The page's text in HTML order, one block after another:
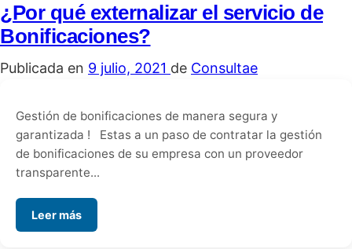
¿Por qué externalizar el servicio de
Bonificaciones?
Publicada en 9 julio, 2021 de Consultae
Gestión de bonificaciones de manera segura y
garantizada ! Estas a un paso de contratar la gestión
de bonificaciones de su empresa con un proveedor
transparente...
Leer más